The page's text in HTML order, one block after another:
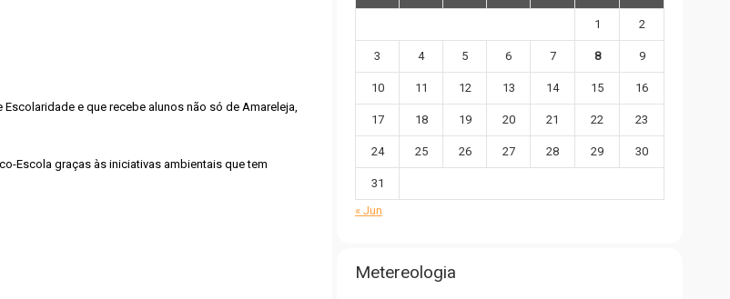
e que recebe alunos não só de Amareleja,
Escola graças às iniciativas ambientais que tem
1 2
3 4 5 6 7 8 9
10 11 12 13 14 15 16
17 18 19 20 21 22 23
24 25 26 27 28 29 30
31
« Jun
Metereologia